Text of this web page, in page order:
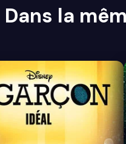
Dans la